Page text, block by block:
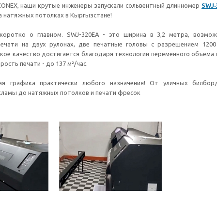
наши крутые инженеры запускали сольвентный длинномер
натяжных потолках в Кыргызстане!
о главном. SWJ-320EA - это ширина в 3,2 метра,
на двух рулонах, две печатные головы с разрешением
качество достигается благодаря технологии переменного объема
печати - до 137 м²/час.
графика практически любого назначения! От уличных
до натяжных потолков и печати фресок